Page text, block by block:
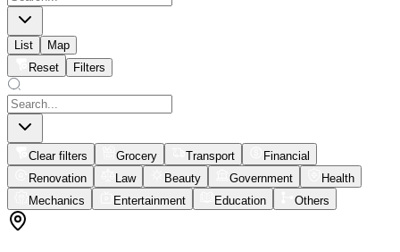
List
Map
Reset
Filters
Clear filters Grocery Transport
Financial
Renovation
Law Beauty Government
Health
Mechanics
Entertainment Education Others